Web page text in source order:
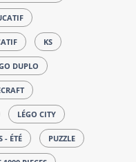
KS
DUPLO
LÉGO CITY
- ÉTÉ PUZZLE